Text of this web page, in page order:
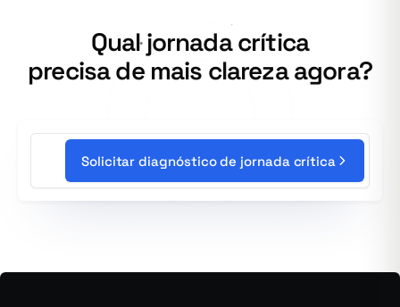
Qual jornada crítica
precisa de mais clareza agora?
Solicitar diagnóstico de jornada crítica